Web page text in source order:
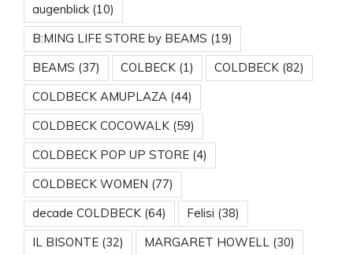
augenblick(10)
B:MING LIFE STORE by BEAMS (19)
BEAMS (37) COLBECK (1) COLDBECK (82)
COLDBECK AMUPLAZA (44)
COLDBECK COCOWALK (59)
COLDBECK POP UP STORE (4)
COLDBECK WOMEN (77)
decade COLDBECK (64) Felisi (38)
IL BISONTE (32) MARGARET HOWELL (30)